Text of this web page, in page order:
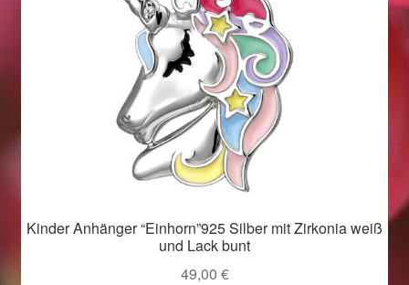
Weihnachtsangebote 2019
Weihnachtsangebote 2020
Weihnachtsangebote 2021
Kinder Anhänger “Einhorn”925 Silber mit Zirkonia weiß
und Lack bunt
49,00 €